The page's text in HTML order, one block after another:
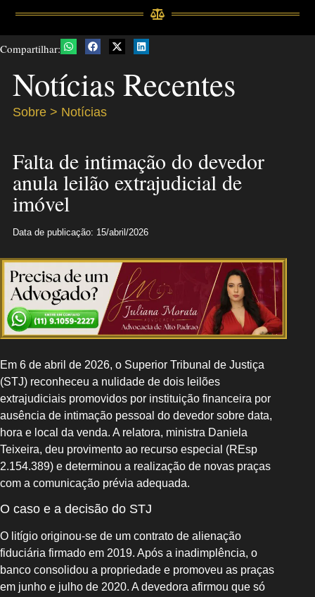
Compartilhar:
Notícias Recentes
Sobre > Notícias
Falta de intimação do devedor
anula leilão extrajudicial de
imóvel
Data de publicação: 15/abril/2026
Em 6 de abril de 2026, o Superior Tribunal de Justiça
(STJ) reconheceu a nulidade de dois leilões
extrajudiciais promovidos por instituição financeira por
ausência de intimação pessoal do devedor sobre data,
hora e local da venda. A relatora, ministra Daniela
Teixeira, deu provimento ao recurso especial (REsp
2.154.389) e determinou a realização de novas praças
com a comunicação prévia adequada.
O caso e a decisão do STJ
O litígio originou‑se de um contrato de alienação
fiduciária firmado em 2019. Após a inadimplência, o
banco consolidou a propriedade e promoveu as praças
em junho e julho de 2020. A devedora afirmou que só